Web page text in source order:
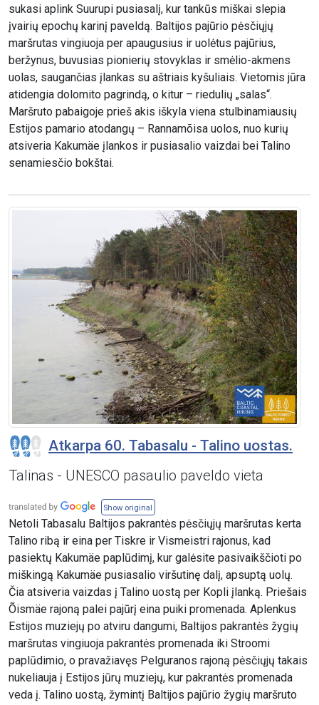
sukasi aplink Suurupi pusiasalį, kur tankūs miškai slepia
įvairių epochų karinį paveldą. Baltijos pajūrio pėsčiųjų
maršrutas vingiuoja per apaugusius ir uolėtus pajūrius,
beržynus, buvusias pionierių stovyklas ir smėlio-akmens
uolas, saugančias įlankas su aštriais kyšuliais. Vietomis jūra
atidengia dolomito pagrindą, o kitur – riedulių „salas“.
Maršruto pabaigoje prieš akis iškyla viena stulbinamiausių
Estijos pamario atodangų – Rannamõisa uolos, nuo kurių
atsiveria Kakumäe įlankos ir pusiasalio vaizdai bei Talino
senamiesčio bokštai.
Atkarpa 60. Tabasalu - Talino uostas.
Talinas - UNESCO pasaulio paveldo vieta
Show original
Netoli Tabasalu Baltijos pakrantės pėsčiųjų maršrutas kerta
Talino ribą ir eina per Tiskre ir Vismeistri rajonus, kad
pasiektų Kakumäe paplūdimį, kur galėsite pasivaikščioti po
miškingą Kakumäe pusiasalio viršutinę dalį, apsuptą uolų.
Čia atsiveria vaizdas į Talino uostą per Kopli įlanką. Priešais
Õismäe rajoną palei pajūrį eina puiki promenada. Aplenkus
Estijos muziejų po atviru dangumi, Baltijos pakrantės žygių
maršrutas vingiuoja pakrantės promenada iki Stroomi
paplūdimio, o pravažiavęs Pelguranos rajoną pėsčiųjų takais
nukeliauja į Estijos jūrų muziejų, kur pakrantės promenada
veda į. Talino uostą, žymintį Baltijos pajūrio žygių maršruto